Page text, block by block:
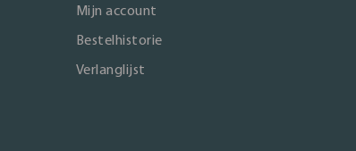
Mijn account
Bestelhistorie
Verlanglijst